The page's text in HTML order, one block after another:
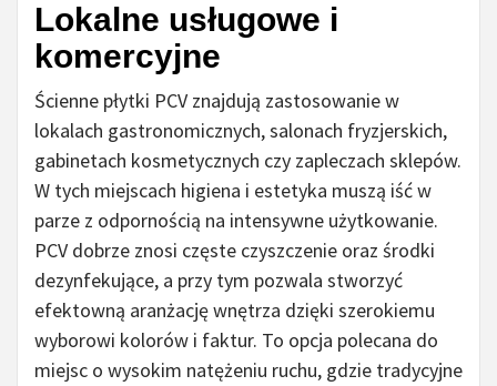
Lokalne usługowe i
komercyjne
Ścienne płytki PCV znajdują zastosowanie w
lokalach gastronomicznych, salonach fryzjerskich,
gabinetach kosmetycznych czy zapleczach sklepów.
W tych miejscach higiena i estetyka muszą iść w
parze z odpornością na intensywne użytkowanie.
PCV dobrze znosi częste czyszczenie oraz środki
dezynfekujące, a przy tym pozwala stworzyć
efektowną aranżację wnętrza dzięki szerokiemu
wyborowi kolorów i faktur. To opcja polecana do
miejsc o wysokim natężeniu ruchu, gdzie tradycyjne